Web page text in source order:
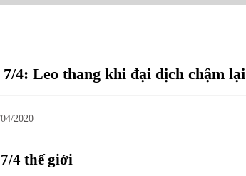
05/07/2022
tỷ đồng
7/4: Leo thang khi đại dịch chậm lại
2020
4 thế giới